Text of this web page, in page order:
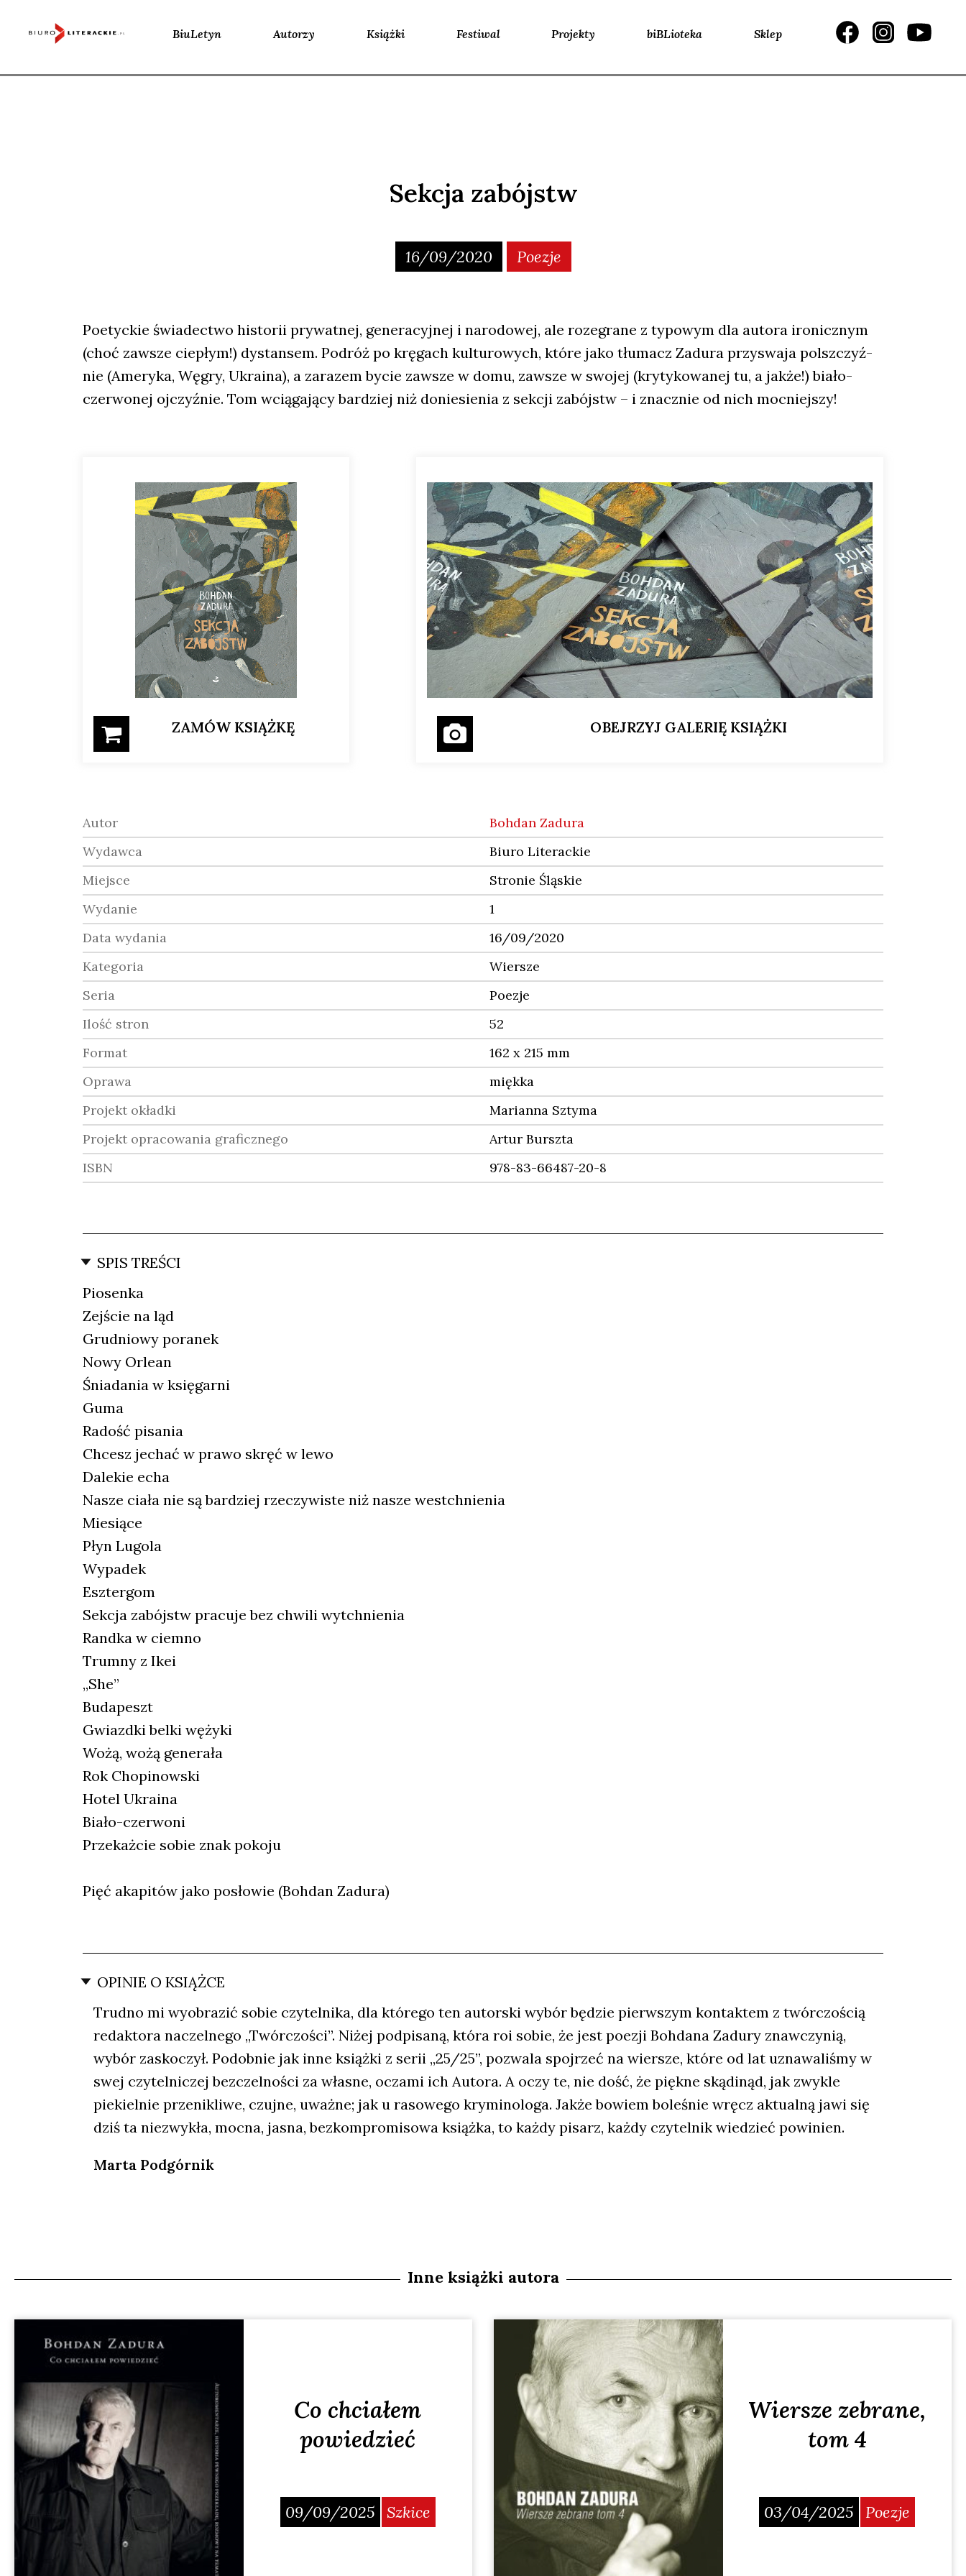
BiuLetyn Autorzy Książki Festiwal Projekty biBLioteka Sklep
Sekcja zabójstw
16/09/2020 Poezje
Poetyc­kie świa­dec­two histo­rii pry­wat­nej, gene­ra­cyj­nej i naro­do­wej, ale roze­gra­ne z typo­wym dla auto­ra iro­nicz­nym
(choć zawsze cie­płym!) dystan­sem. Podróż po krę­gach kul­tu­ro­wych, któ­re jako tłu­macz Zadu­ra przy­swa­ja pol­sz­czyź­
nie (Ame­ry­ka, Węgry, Ukra­ina), a zara­zem bycie zawsze w domu, zawsze w swo­jej (kry­ty­ko­wa­nej tu, a jak­że!) bia­ło-
czer­wo­nej ojczyź­nie. Tom wcią­ga­ją­cy bar­dziej niż donie­sie­nia z sek­cji zabójstw – i znacz­nie od nich moc­niej­szy!
ZAMÓW KSIĄŻKĘ OBEJRZYJ GALERIĘ KSIĄŻKI
Autor
Bohdan Zadura
Wydawca
Biuro Literackie
Miejsce
Stronie Śląskie
Wydanie
1
Data wydania
16/09/2020
Kategoria
Wiersze
Seria
Poezje
Ilość stron
52
Format
162 x 215 mm
Oprawa
miękka
Projekt okładki
Marianna Sztyma
Projekt opracowania graficznego
Artur Burszta
ISBN
978-83-66487-20-8
SPIS TREŚCI
Piosenka
Zejście na ląd
Grudniowy poranek
Nowy Orlean
Śniadania w księgarni
Guma
Radość pisania
Chcesz jechać w prawo skręć w lewo
Dalekie echa
Nasze ciała nie są bardziej rzeczywiste niż nasze westchnienia
Miesiące
Płyn Lugola
Wypadek
Esztergom
Sekcja zabójstw pracuje bez chwili wytchnienia
Randka w ciemno
Trumny z Ikei
„She”
Budapeszt
Gwiazdki belki wężyki
Wożą, wożą generała
Rok Chopinowski
Hotel Ukraina
Biało-czerwoni
Przekażcie sobie znak pokoju
Pięć akapitów jako posłowie (Bohdan Zadura)
OPINIE O KSIĄŻCE
Trudno mi wyobrazić sobie czytelnika, dla którego ten autorski wybór będzie pierwszym kontaktem z twórczością
redaktora naczelnego „Twórczości”. Niżej podpisaną, która roi sobie, że jest poezji Bohdana Zadury znawczynią,
wybór zaskoczył. Podobnie jak inne książki z serii „25/25”, pozwala spojrzeć na wiersze, które od lat uznawaliśmy w
swej czytelniczej bezczelności za własne, oczami ich Autora. A oczy te, nie dość, że piękne skądinąd, jak zwykle
piekielnie przenikliwe, czujne, uważne; jak u rasowego kryminologa. Jakże bowiem boleśnie wręcz aktualną jawi się
dziś ta niezwykła, mocna, jasna, bezkompromisowa książka, to każdy pisarz, każdy czytelnik wiedzieć powinien.
Marta Podgórnik
Inne książki autora
Co chciałem
powiedzieć
09/09/2025 Szkice
Wiersze zebrane,
tom 4
03/04/2025 Poezje